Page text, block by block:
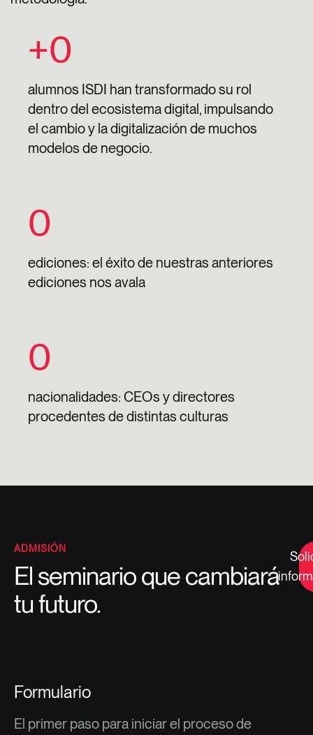
alumnos ISDI han transformado su rol
dentro del ecosistema digital, impulsando
el cambio y la digitalización de muchos
modelos de negocio.
+0
ediciones: el éxito de nuestras anteriores
ediciones nos avala
0
nacionalidades: CEOs y directores
procedentes de distintas culturas
0
ADMISIÓN
El seminario que cambiará
tu futuro.
Formulario
El primer paso para iniciar el proceso de